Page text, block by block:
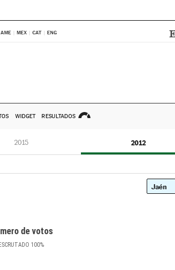
AME MEX CAT ENG
WIDGET RESULTADOS
2015 2012
de votos
ESCRUTADO 100%